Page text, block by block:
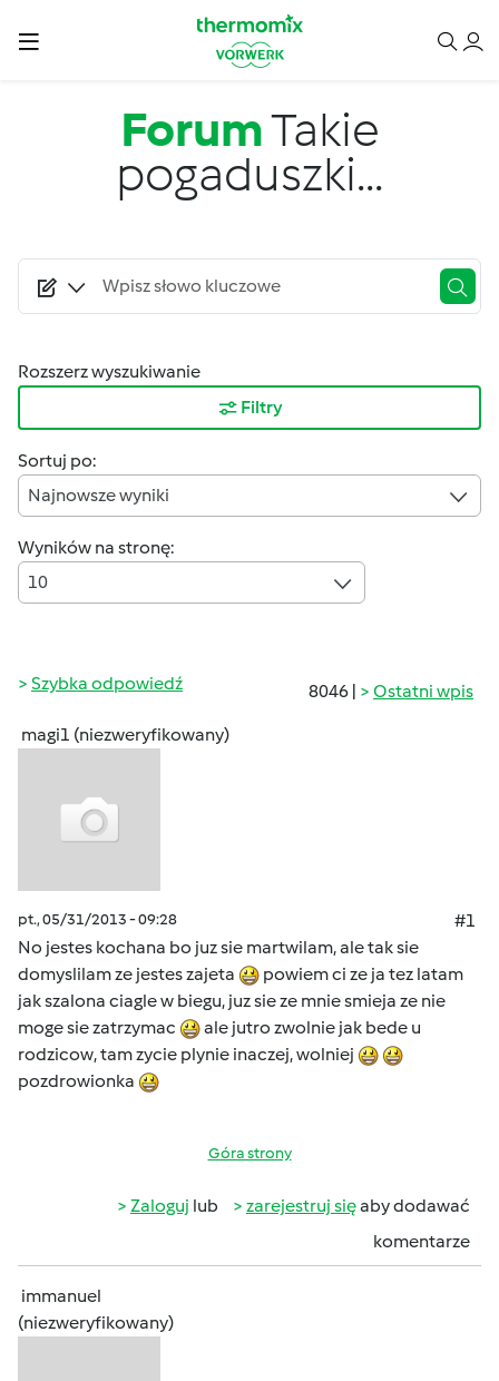
ForumTakie
pogaduszki...
Rozszerz wyszukiwanie
Filtry
Sortuj po:
Najnowsze wyniki
Wyników na stronę:
10
8046 | Ostatni wpis
Szybka odpowiedź
magi1 (niezweryfikowany)
pt., 05/31/2013 - 09:28
#1
No jestes kochana bo juz sie martwilam, ale tak sie
domyslilam ze jestes zajeta
powiem ci ze ja tez latam
jak szalona ciagle w biegu, juz sie ze mnie smieja ze nie
moge sie zatrzymac
ale jutro zwolnie jak bede u
rodzicow, tam zycie plynie inaczej, wolniej
pozdrowionka
Góra strony
Zaloguj lub zarejestruj sięaby dodawać
komentarze
immanuel
(niezweryfikowany)